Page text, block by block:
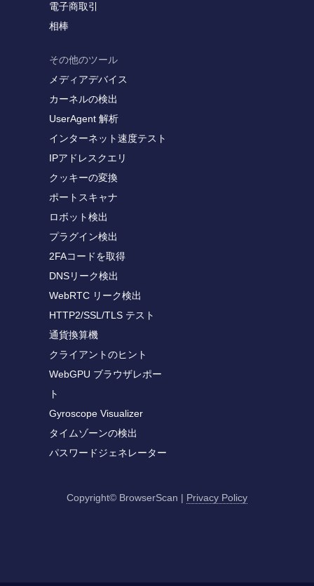
電子商取引
相棒
その他のツール
メディアデバイス
カーネルの検出
UserAgent 解析
インターネット速度テスト
IPアドレスクエリ
クッキーの変換
ポートスキャナ
ロボット検出
プラグイン検出
2FAコードを取得
DNSリーク検出
WebRTC リーク検出
HTTP2/SSL/TLS テスト
通貨換算機
クライアントのヒント
WebGPU ブラウザレポー
ト
Gyroscope Visualizer
タイムゾーンの検出
パスワードジェネレーター
Copyright© BrowserScan | Privacy Policy